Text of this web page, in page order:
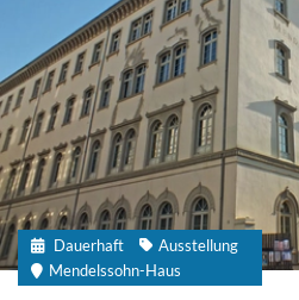
Dauerhaft
Ausstellung
Mendelssohn-Haus